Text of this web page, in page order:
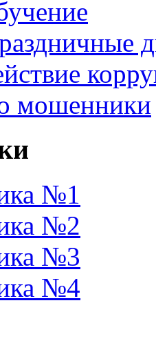
мошенники
№1
№2
№3
№4